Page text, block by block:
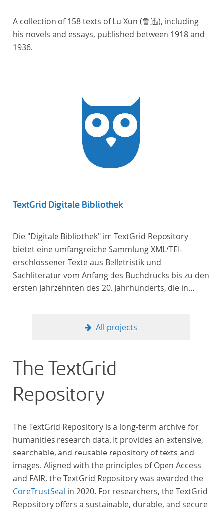
A collection of 158 texts of Lu Xun (鲁迅), including
his novels and essays, published between 1918 and
1936.
TextGrid Digitale Bibliothek
Die "Digitale Bibliothek" im TextGrid Repository
bietet eine umfangreiche Sammlung XML/TEI-
erschlossener Texte aus Belletristik und
Sachliteratur vom Anfang des Buchdrucks bis zu den
ersten Jahrzehnten des 20. Jahrhunderts, die in
Literaturwissenschaft ist die Sammlung von
literaturhistorisch relevante Texte enthält, deren
urheberrechtliche Schutzfrist abgelaufen ist.
Ähnliches gilt für die Philosophie und die
Kulturwissenschaften insgesamt. Die Texte
und sind daher, ebenso wie die auf der
Digitalisierung von Erstdrucken basierenden Texte,
zitierfähig. Auf bekannte Errata, die aus der Vorlage
stammen, verweisen wir unter der Dokumentation
zum TextGrid Repository.
All projects
The TextGrid
Repository
The TextGrid Repository is a long-term archive for
humanities research data. It provides an extensive,
searchable, and reusable repository of texts and
images. Aligned with the principles of Open Access
and FAIR, the TextGrid Repository was awarded the
CoreTrustSeal in 2020. For researchers, the TextGrid
Repository offers a sustainable, durable, and secure